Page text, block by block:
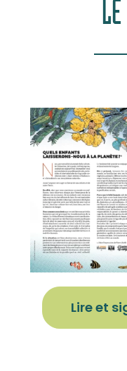
Lire et